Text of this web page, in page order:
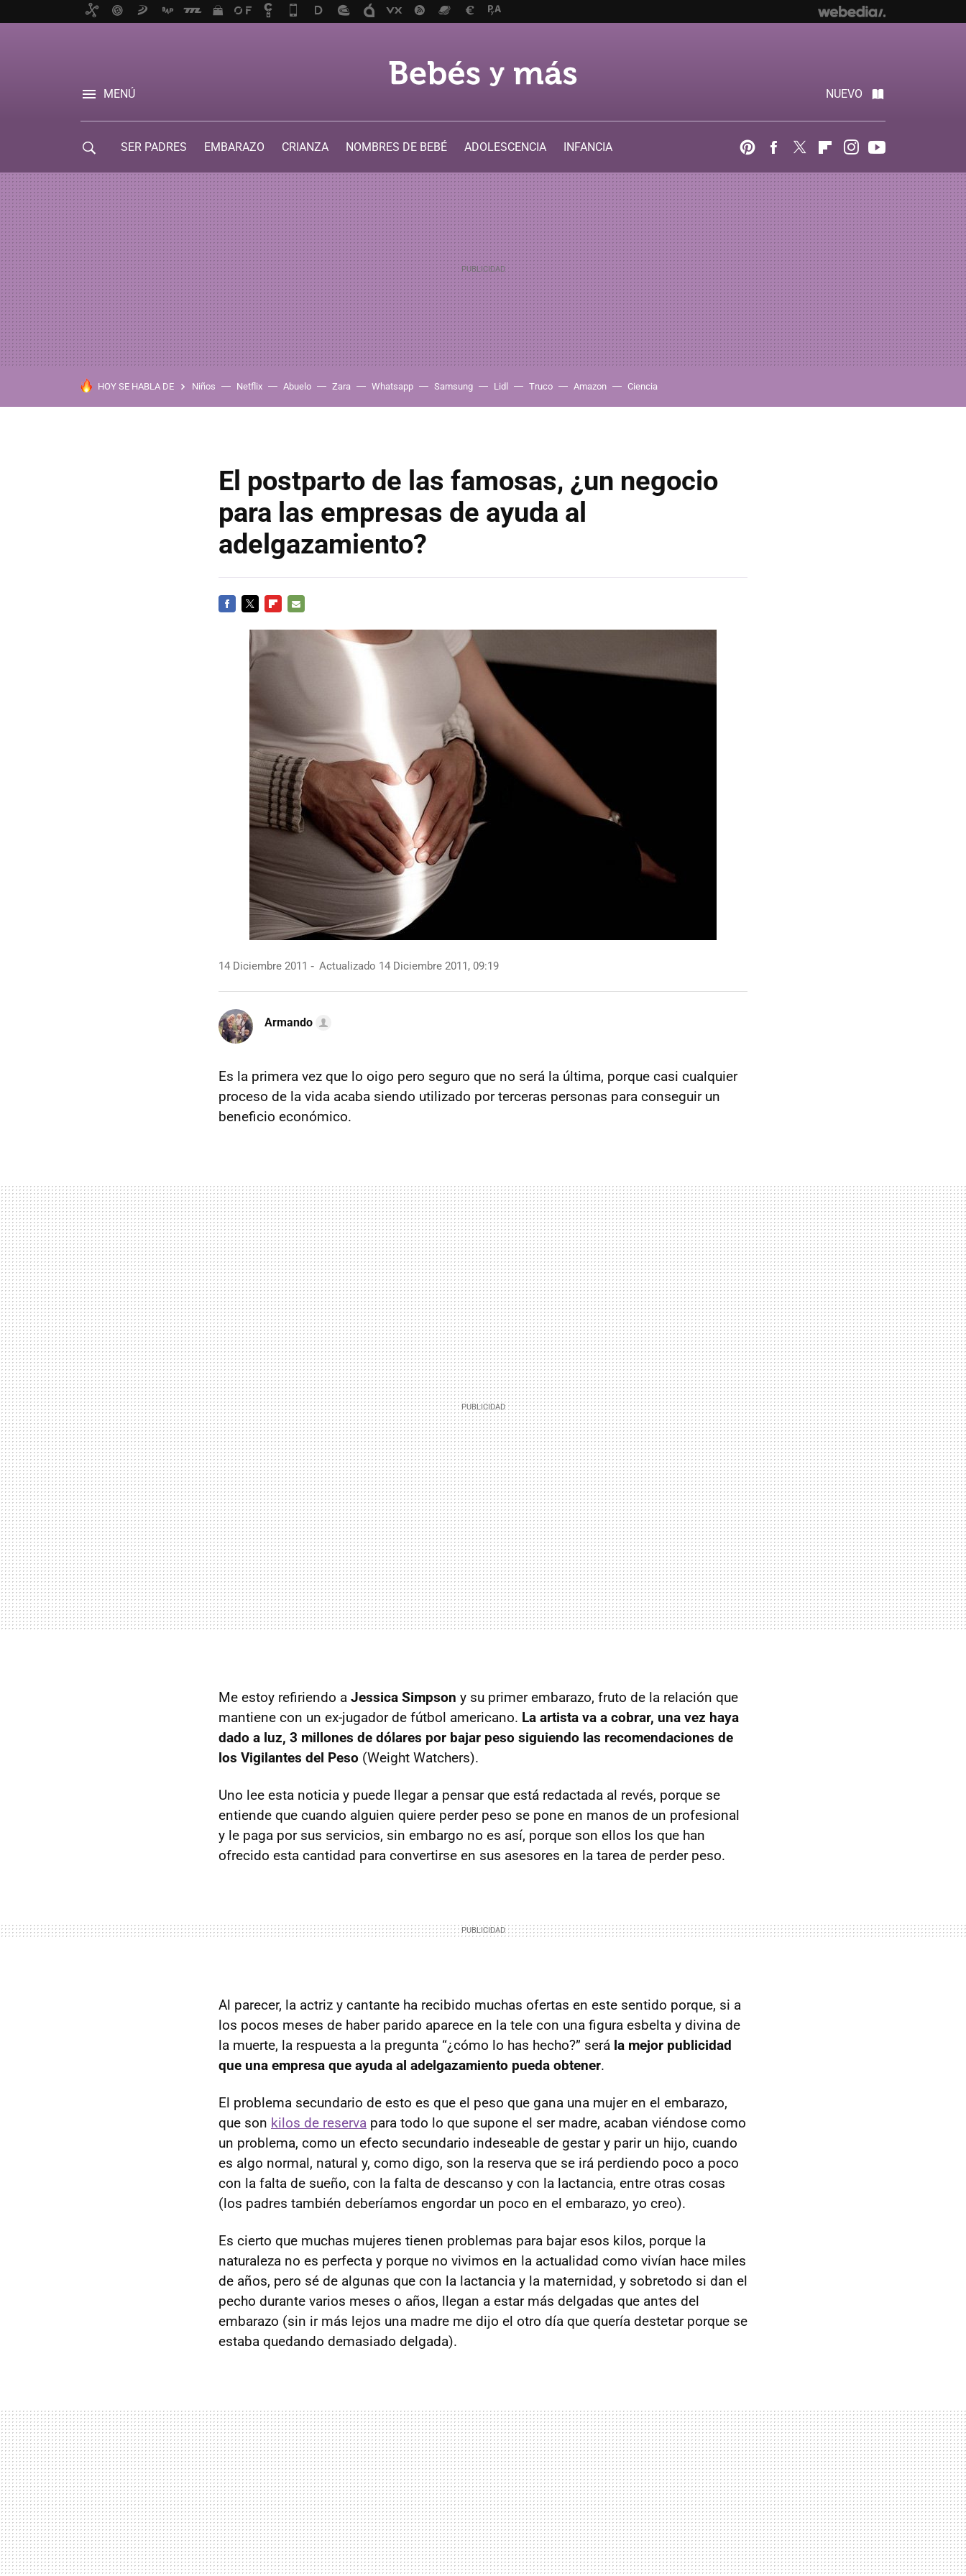
MENÚ NUEVO
SER PADRES EMBARAZO CRIANZA NOMBRES DE BEBÉ ADOLESCENCIA
INFANCIA
PinterestFacebook
Twitter FlipboardInstagram
HOY SE HABLA DE Niños Netflix Abuelo Zara Whatsapp Samsung Lidl Truco Amazon Ciencia
El postparto de las famosas, ¿un negocio
para las empresas de ayuda al
14 Diciembre 2011 Actualizado 14 Diciembre 2011, 09:19
Armando
Es la primera vez que lo oigo pero seguro que no será la última, porque casi cualquier
proceso de la vida acaba siendo utilizado por terceras personas para conseguir un
beneficio económico.
Me estoy refiriendo a Jessica Simpson y su primer embarazo, fruto de la relación que
mantiene con un ex-jugador de fútbol americano. La artista va a cobrar, una vez haya
dado a luz, 3 millones de dólares por bajar peso siguiendo las recomendaciones de
los Vigilantes del Peso (Weight Watchers).
Uno lee esta noticia y puede llegar a pensar que está redactada al revés, porque se
entiende que cuando alguien quiere perder peso se pone en manos de un profesional
y le paga por sus servicios, sin embargo no es así, porque son ellos los que han
ofrecido esta cantidad para convertirse en sus asesores en la tarea de perder peso.
Al parecer, la actriz y cantante ha recibido muchas ofertas en este sentido porque, si a
los pocos meses de haber parido aparece en la tele con una figura esbelta y divina de
la muerte, la respuesta a la pregunta “¿cómo lo has hecho?” será la mejor publicidad
que una empresa que ayuda al adelgazamiento pueda obtener.
El problema secundario de esto es que el peso que gana una mujer en el embarazo,
que son kilos de reserva para todo lo que supone el ser madre, acaban viéndose como
un problema, como un efecto secundario indeseable de gestar y parir un hijo, cuando
es algo normal, natural y, como digo, son la reserva que se irá perdiendo poco a poco
con la falta de sueño, con la falta de descanso y con la lactancia, entre otras cosas
(los padres también deberíamos engordar un poco en el embarazo, yo creo).
Es cierto que muchas mujeres tienen problemas para bajar esos kilos, porque la
naturaleza no es perfecta y porque no vivimos en la actualidad como vivían hace miles
de años, pero sé de algunas que con la lactancia y la maternidad, y sobretodo si dan el
pecho durante varios meses o años, llegan a estar más delgadas que antes del
embarazo (sin ir más lejos una madre me dijo el otro día que quería destetar porque se
estaba quedando demasiado delgada).